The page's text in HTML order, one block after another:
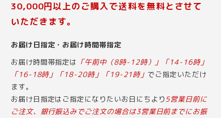
30,000円以上のご購入で送料を無料とさせて
いただきます。
お届け日指定・お届け時間帯指定
お届け時間帯指定は 「午前中（8時-12時）」「14-16時」
「16-18時」「18-20時」「19-21時」 でご指定いただけ
ます。
お届け日指定はご指定になりたいお日にちより5営業日前に
ご注文、銀行振込みでご注文の場合は3営業日前までにお振